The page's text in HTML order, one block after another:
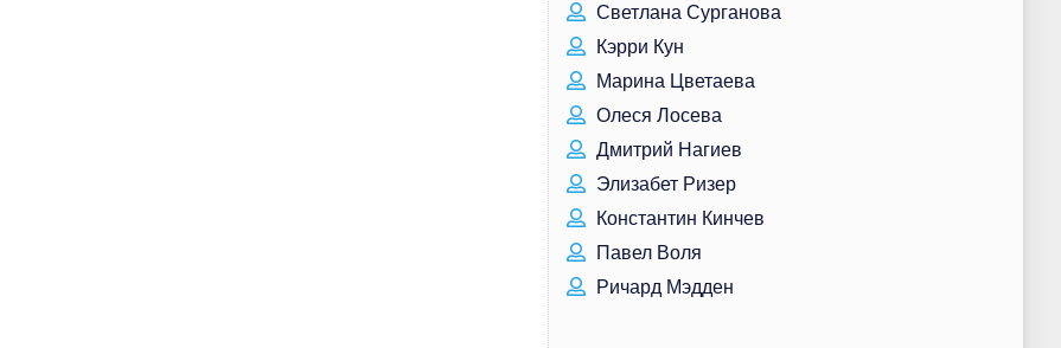
Светлана Сурганова
Кэрри Кун
Марина Цветаева
Олеся Лосева
Дмитрий Нагиев
Элизабет Ризер
Константин Кинчев
Павел Воля
Ричард Мэдден